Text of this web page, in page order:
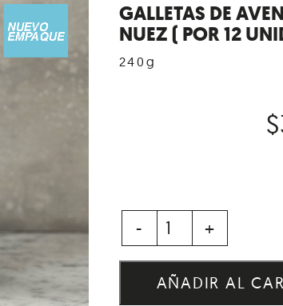
GALLETAS DE
NUEZ ( POR 12
240g
$
- +
AÑADIR AL